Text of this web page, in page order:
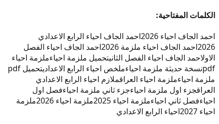
الكلمات المفتاحية:
احمد الجاف احياء 2026
احمد الجاف احياء الرابع الاعدادي
2026احمد الجاف احياء ملزمة 2026
احمد الجاف احياء الفصل
الاولاحمد الجاف احياء الفصل الثانيتحميل ملزمة احياءملزمة احياء
pdfنسخة حديثة ملزمة احياءملخص احياء الرابع الاعدادي
تحميل pdf
ملزمة احياءملزمة احياء العراقملازم احياء الرابع الاعدادي
العراقجزء اول ملزمة احياءجزء ثاني ملزمة احياءفصل اول
احياءفصل ثاني احياءملزمة احياء 2025 ملزمة احياء 2026
ملزمة
احياء 2027
احياء الرابع الاعدادي